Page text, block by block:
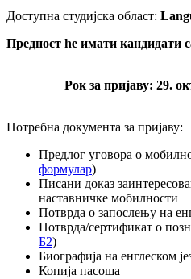
Доступна студијска област:
Предност ће имати кандидати
Рок за пријаву: 29.
Потребна документа за пријаву:
Предлог уговора о
формулар)
Писани доказ
наставничке мобилности
Потврда о запослењу на
Потврда/сертификат о
Б2)
Биографија на енглеском
Копија пасоша